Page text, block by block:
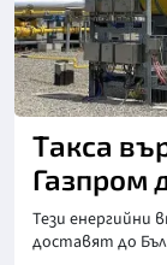
Такса
Газпром
Тези енергийни
доставят до